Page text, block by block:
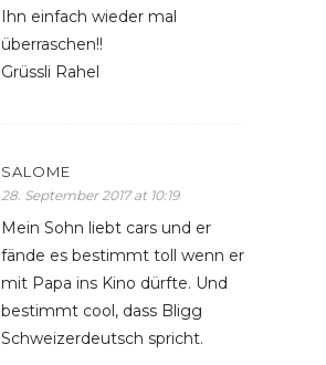
Ihn einfach wieder mal
überraschen!!
Grüssli Rahel
SALOME
28. September 2017 at 10:19
Mein Sohn liebt cars und er
fände es bestimmt toll wenn er
mit Papa ins Kino dürfte. Und
bestimmt cool, dass Bligg
Schweizerdeutsch spricht.